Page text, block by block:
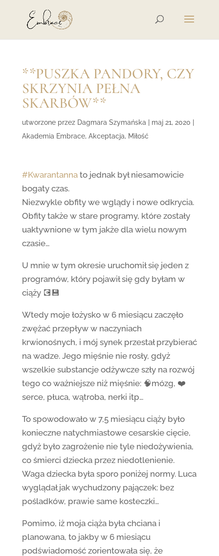
**PUSZKA PANDORY, CZY
SKRZYNIA PEŁNA
SKARBÓW**
utworzone przez Dagmara Szymańska maj 21, 2020
Akademia Embrace, Akceptacja, Miłość
#Kwarantannato jednak był niesamowicie
bogaty czas.
Niezwykle obfity we wglądy i nowe odkrycia.
Obfity także w stare programy, które zostały
uaktywnione w tym jakże dla wielu nowym
czasie…
U mnie w tym okresie uruchomił się jeden z
programów, który pojawił się gdy byłam w
ciąży 💽💾
Wtedy moje łożysko w 6 miesiącu zaczęło
zwężać przepływ w naczyniach
krwionośnych, i mój synek przestał przybierać
na wadze. Jego mięśnie nie rosły, gdyż
wszelkie substancje odżywcze szły na rozwój
tego co ważniejsze niż mięśnie: 🧠mózg, ❤️
serce, płuca, wątroba, nerki itp…
To spowodowało w 7,5 miesiącu ciąży było
konieczne natychmiastowe cesarskie cięcie,
gdyż było zagrożenie nie tyle niedożywienia,
co śmierci dziecka przez niedotlenienie.
Waga dziecka była sporo poniżej normy. Luca
wyglądał jak wychudzony pajączek: bez
pośladków, prawie same kosteczki…
Pomimo, iż moja ciąża była chciana i
planowana, to jakby w 6 miesiącu
podświadomość zorientowała się, że